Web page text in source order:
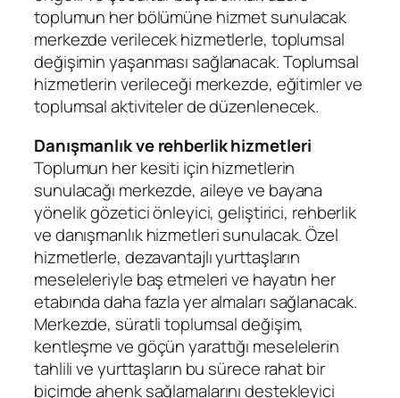
toplumun her bölümüne hizmet sunulacak
merkezde verilecek hizmetlerle, toplumsal
değişimin yaşanması sağlanacak. Toplumsal
hizmetlerin verileceği merkezde, eğitimler ve
toplumsal aktiviteler de düzenlenecek.
Danışmanlık ve rehberlik hizmetleri
Toplumun her kesiti için hizmetlerin
sunulacağı merkezde, aileye ve bayana
yönelik gözetici önleyici, geliştirici, rehberlik
ve danışmanlık hizmetleri sunulacak. Özel
hizmetlerle, dezavantajlı yurttaşların
meseleleriyle baş etmeleri ve hayatın her
etabında daha fazla yer almaları sağlanacak.
Merkezde, süratli toplumsal değişim,
kentleşme ve göçün yarattığı meselelerin
tahlili ve yurttaşların bu sürece rahat bir
biçimde ahenk sağlamalarını destekleyici